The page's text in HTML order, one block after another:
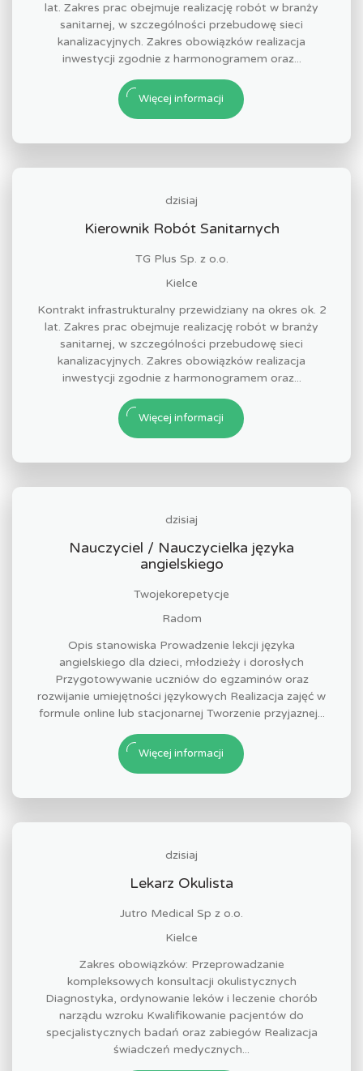
lat. Zakres prac obejmuje realizację robót w branży
sanitarnej, w szczególności przebudowę sieci
kanalizacyjnych. Zakres obowiązków realizacja
inwestycji zgodnie z harmonogramem oraz...
Więcej informacji
dzisiaj
Kierownik Robót Sanitarnych
TG Plus Sp. z o.o.
Kielce
Kontrakt infrastrukturalny przewidziany na okres ok. 2
lat. Zakres prac obejmuje realizację robót w branży
sanitarnej, w szczególności przebudowę sieci
kanalizacyjnych. Zakres obowiązków realizacja
inwestycji zgodnie z harmonogramem oraz...
Więcej informacji
dzisiaj
Nauczyciel / Nauczycielka języka
angielskiego
Twojekorepetycje
Radom
Opis stanowiska Prowadzenie lekcji języka
angielskiego dla dzieci, młodzieży i dorosłych
Przygotowywanie uczniów do egzaminów oraz
rozwijanie umiejętności językowych Realizacja zajęć w
formule online lub stacjonarnej Tworzenie przyjaznej...
Więcej informacji
dzisiaj
Lekarz Okulista
Jutro Medical Sp z o.o.
Kielce
Zakres obowiązków: Przeprowadzanie
kompleksowych konsultacji okulistycznych
Diagnostyka, ordynowanie leków i leczenie chorób
narządu wzroku Kwalifikowanie pacjentów do
specjalistycznych badań oraz zabiegów Realizacja
świadczeń medycznych...